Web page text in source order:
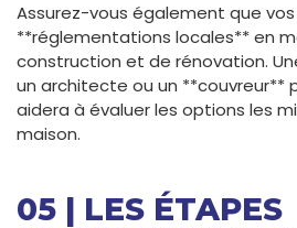
Assurez-vous également que
**réglementations locales** en
construction et de rénovation.
un architecte ou un **couvreur**
aidera à évaluer les options les
maison.
05 | LES ÉTAPES